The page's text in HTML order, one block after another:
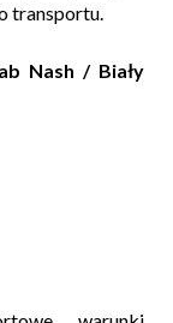
transportu.
Nash / Biały